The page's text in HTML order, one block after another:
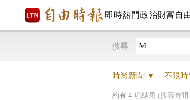
即時熱門政治財富自
搜尋
時尚新聞 ▼ 不限時
約有 4 項結果 (搜尋時